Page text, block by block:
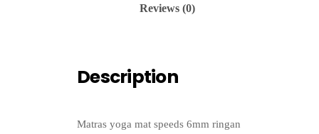
Reviews (0)
Description
Matras yoga mat speeds 6mm ringan